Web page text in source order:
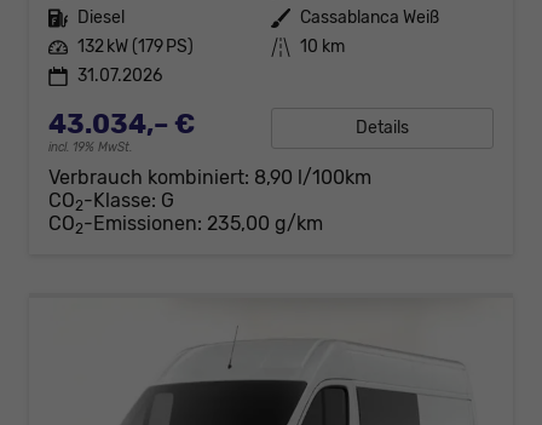
Kraftstoff Diesel Außenfarbe Cassablanca Weiß
Leistung 132 kW (179 PS) Kilometerstand 10 km
31.07.2026
43.034,– €
incl. 19% MwSt.
Details
Verbrauch kombiniert: 8,90 l/100km
CO2-Klasse: G
CO2-Emissionen: 235,00 g/km